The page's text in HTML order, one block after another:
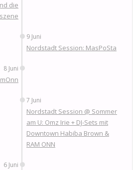
die
9 Juni
Nordstadt Session: MasPoSta
8 Juni
7 Juni
Nordstadt Session @ Sommer
am U: Omz Irie + DJ-Sets mit
Downtown Habiba Brown &
RAM ONN
6 Juni